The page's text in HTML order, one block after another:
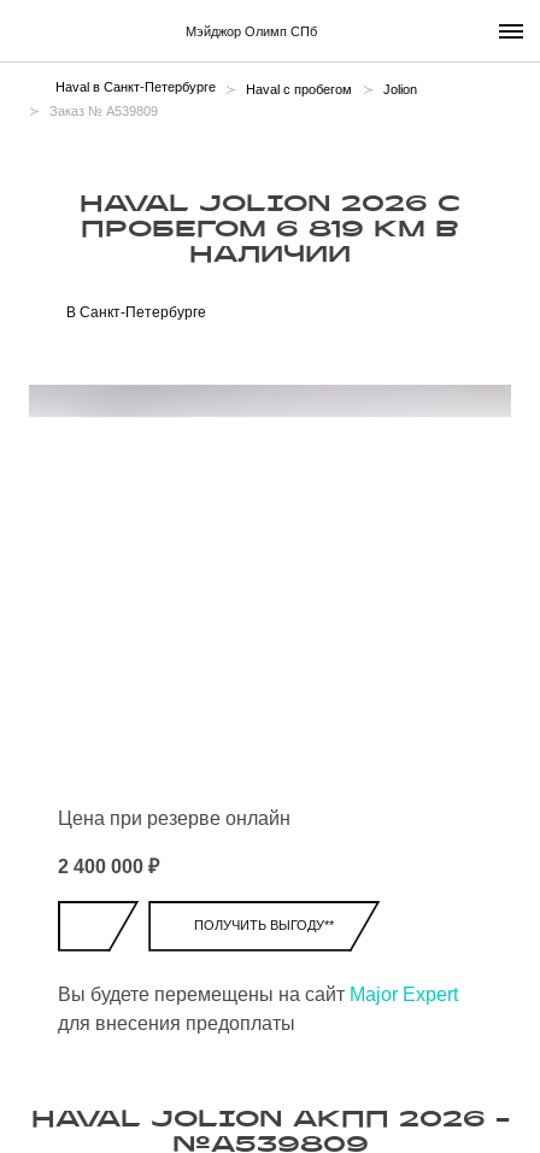
Мэйджор Олимп СПб
Haval в Санкт-Петербурге Haval с пробегом
Jolion
Заказ № A539809
HAVAL JOLION 2026 С
ПРОБЕГОМ 6 819 КМ В
НАЛИЧИИ
В Санкт-Петербурге
Цена при резерве онлайн
2 400 000 ₽
ПОЛУЧИТЬ ВЫГОДУ**
Вы будете перемещены на сайт Major Expert
для внесения предоплаты
HAVAL JOLION АКПП 2026 -
№A539809